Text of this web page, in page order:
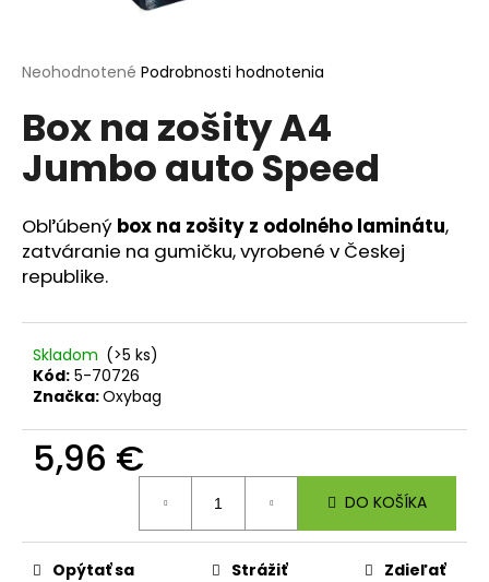
Priemerné
produktu
je
0,0
z
hviezdičiek.
Neohodnotené Podrobnosti hodnotenia
Box na zošity A4
Jumbo auto Speed
Obľúbený box na zošity z odolného laminátu,
zatváranie na gumičku, vyrobené v Českej
republike.
Skladom (>5 ks)
Kód: 5-70726
Značka:Oxybag
5,96 €
DO KOŠÍKA
Opýtať sa Strážiť Zdieľať
s
ť
?
HĽADAŤ
O
d
p
ú
m
e